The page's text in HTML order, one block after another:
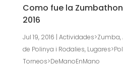
Como fue la
2016
Jul 19, 2016 | Actividades>Zumba,
de Polinya i Rodalies,
Torneos>DeManoEnMano